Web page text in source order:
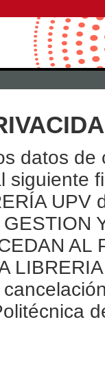
datos
siguiente
AL